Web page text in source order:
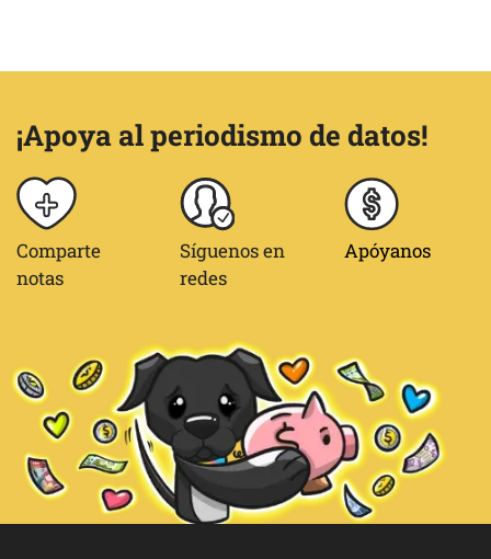
¡Apoya al periodismo de datos!
Comparte
notas
Síguenos en
redes
Apóyanos